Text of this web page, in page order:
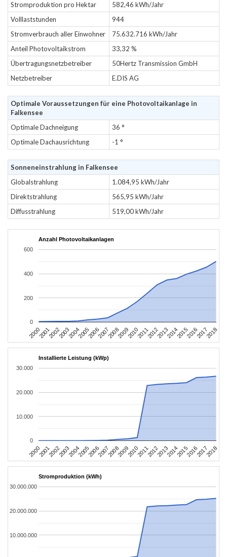
Stromproduktion pro Hektar
582,46 kWh/Jahr
Volllaststunden
944
Stromverbrauch aller Einwohner
75.632.716 kWh/Jahr
Anteil Photovoltaikstrom
33,32 %
Übertragungsnetzbetreiber
50Hertz Transmission GmbH
Netzbetreiber
E.DIS AG
Optimale Voraussetzungen für eine Photovoltaikanlage in
Falkensee
Optimale Dachneigung
36 °
Optimale Dachausrichtung
-1 °
Sonneneinstrahlung in Falkensee
Globalstrahlung
1.084,95 kWh/Jahr
Direktstrahlung
565,95 kWh/Jahr
Diffusstrahlung
519,00 kWh/Jahr
Anzahl Photovoltaikanlagen
2000200120022003200420052006200720082009201020112012201320142015201620172018
0
200
400
600
Installierte Leistung (kWp)
2000200120022003200420052006200720082009201020112012201320142015201620172018
0
10.000
20.000
30.000
Stromproduktion (kWh)
10.000.000
20.000.000
30.000.000